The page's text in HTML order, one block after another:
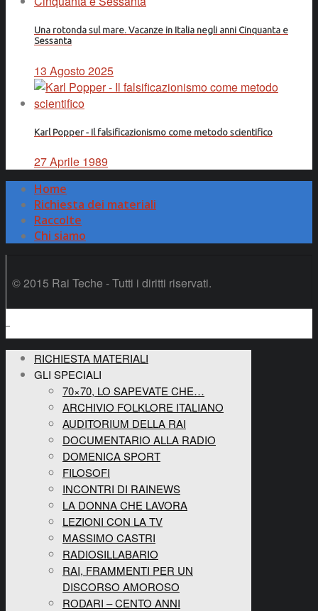
Una rotonda sul mare. Vacanze in Italia negli anni Cinquanta e
Sessanta
13 Agosto 2025
Karl Popper - Il falsificazionismo come metodo scientifico
27 Aprile 1989
Home
Richiesta dei materiali
Raccolte
Chi siamo
© 2015 Rai Teche - Tutti i diritti riservati.
RICHIESTA MATERIALI
GLI SPECIALI
70×70, LO SAPEVATE CHE…
ARCHIVIO FOLKLORE ITALIANO
AUDITORIUM DELLA RAI
DOCUMENTARIO ALLA RADIO
DOMENICA SPORT
FILOSOFI
INCONTRI DI RAINEWS
LA DONNA CHE LAVORA
LEZIONI CON LA TV
MASSIMO CASTRI
RADIOSILLABARIO
RAI, FRAMMENTI PER UN
DISCORSO AMOROSO
RODARI – CENTO ANNI